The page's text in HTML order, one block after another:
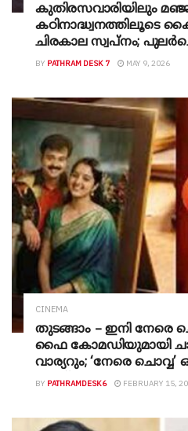
കുതിരസവാരിയിലും മഞ്ജു
കഠിനാദ്ധ്വനത്തിലൂടെ
ചിരകാല സ്വപ്നം;
മുതൽ ആലുവ
BY PATHRAM DESK 7 MAY 9, 2026
CINEMA
തുടങ്ങാം – ഇനി നേരെ
ഫൈ കോമഡിയുമായി
വാര്യറും; ‘നേരെ
ലുക്ക്!
BY PATHRAMDESK6 FEBRUARY 15,